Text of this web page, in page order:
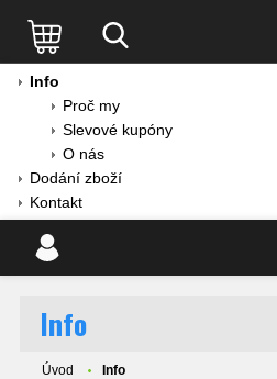
Info
Proč my
Slevové kupóny
O nás
Dodání zboží
Kontakt
Info
Úvod Info